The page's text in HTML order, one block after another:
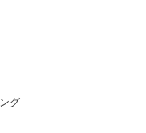
グ